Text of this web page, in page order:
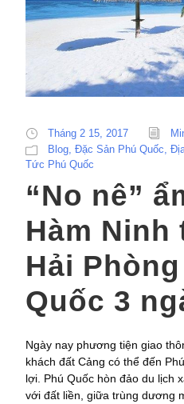
Tháng 2 15, 2017
Blog Đặc Sản Phú Quốc
Tức Phú Quốc
“No nê”
Hàm
Hải
Quốc 3
Ngày nay phương tiện giao
khách đất Cảng có thể đến
lợi. Phú Quốc hòn đảo du lịch
với đất liền, giữa trùng dương